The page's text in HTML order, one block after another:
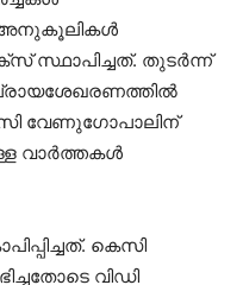
അനുകൂലികൾ
സ്ഥാപിച്ചത്. തുടർന്ന്
വേണുഗോപാലിന്
വാർത്തകൾ
കെസി
വിഡി